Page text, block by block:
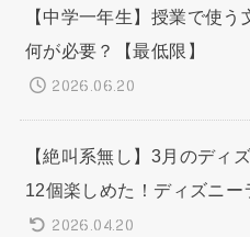
【中学一年生】授業で使
何が必要？【最低限】
2026.06.20
【絶叫系無し】3月のディ
12個楽しめた！ディズニー
2026.04.20